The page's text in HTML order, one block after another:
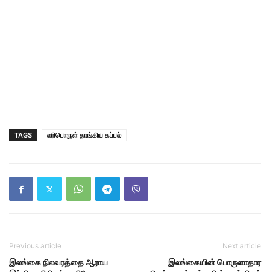
TAGS எரிபொருள் தாங்கிய கப்பல்
Previous article
இலங்கை நிலவரத்தை ஆராய
Next article
இலங்கையின் பொருளாதார